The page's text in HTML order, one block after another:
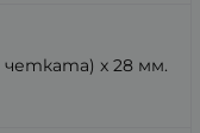
четката) x 28 мм.